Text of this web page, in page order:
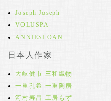
Joseph Joseph
VOLUSPA
ANNIESLOAN
日本人作家
大峡健市 三和織物
一重孔希 一重陶房
河村寿昌 工房もず